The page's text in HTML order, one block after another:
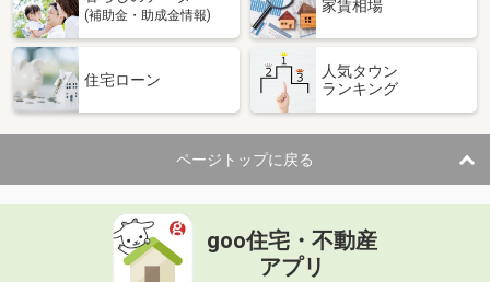
(補助金・助成金情報)
家賃相場
住宅ローン
人気タウン
ランキング
ページトップに戻る
goo住宅・不動産
アプリ